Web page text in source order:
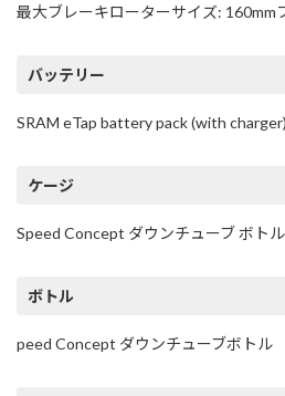
最大ブレーキローターサイズ: 160mm
バッテリー
SRAM eTap battery pack (with charger)
ケージ
Speed Concept ダウンチューブ ボト
ボトル
peed Concept ダウンチューブボトル